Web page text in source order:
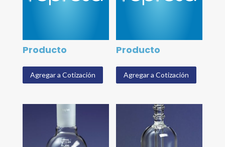
Producto
Agregar a Cotización
Producto
Agregar a Cotización